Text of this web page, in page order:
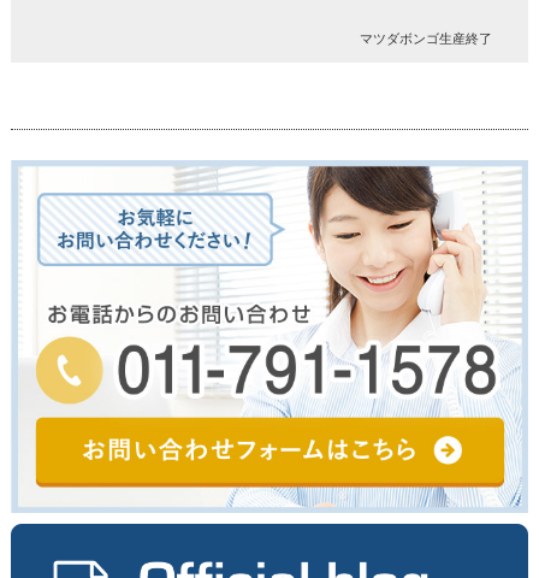
マツダボンゴ生産終了